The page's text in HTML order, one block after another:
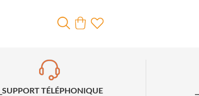
__SUPPORT TÉLÉPHONIQUE